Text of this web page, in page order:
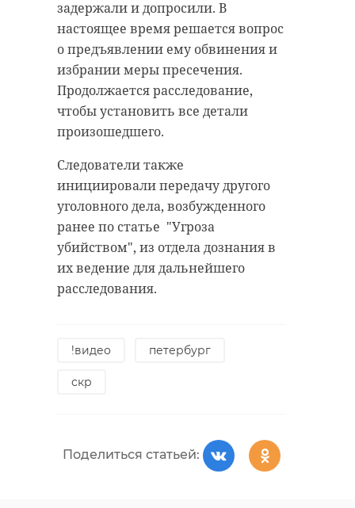
задержали и допросили. В
настоящее время решается вопрос
о предъявлении ему обвинения и
избрании меры пресечения.
Продолжается расследование,
чтобы установить все детали
произошедшего.
Следователи также
инициировали передачу другого
уголовного дела, возбужденного
ранее по статье "Угроза
убийством", из отдела дознания в
их ведение для дальнейшего
расследования.
!видео петербург
скр
Поделиться статьей: